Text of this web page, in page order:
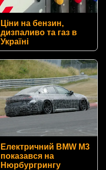
Ціни на бензин,
дизпаливо та газ в
Україні
Електричний BMW M3
показався на
Нюрбургрингу